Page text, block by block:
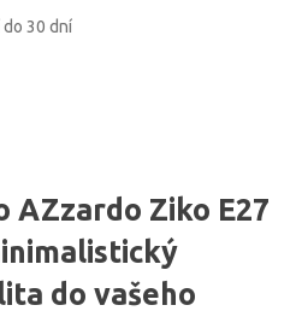
30 dní
AZzardo Ziko E27
do vašeho